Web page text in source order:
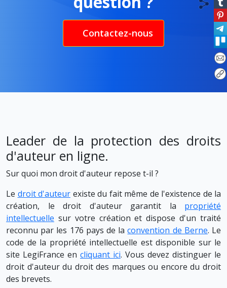
Contactez-nous
Leader de la protection des droits
d'auteur en ligne.
Sur quoi mon droit d'auteur repose t-il ?
Le droit d'auteur existe du fait même de l'existence de la
création, le droit d'auteur garantit la propriété
intellectuelle sur votre création et dispose d'un traité
reconnu par les 176 pays de laconvention de Berne. Le
code de la propriété intellectuelle est disponible sur le
site LegiFrance en cliquant ici. Vous devez distinguer le
droit d'auteur du droit des marques ou encore du droit
des brevets.